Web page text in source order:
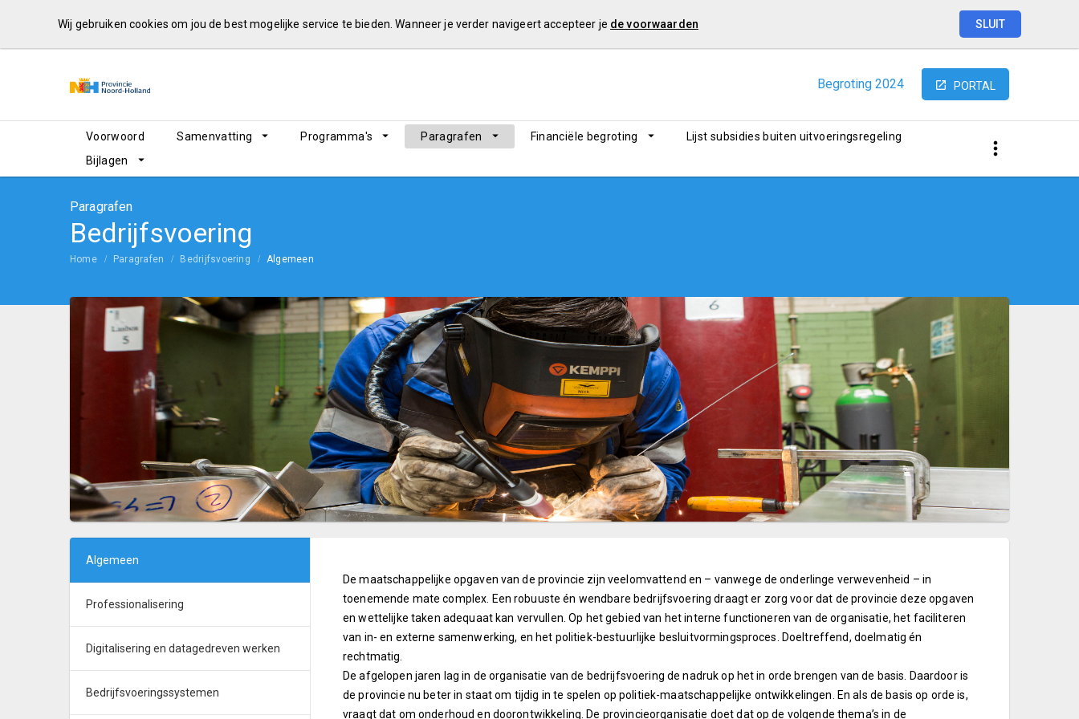
Wij gebruiken cookies om jou de best mogelijke service te bieden. Wanneer je verder navigeert accepteer je de voorwaarden SLUIT
Begroting 2024 PORTAL
Voorwoord Samenvatting Programma's Paragrafen Financiële begroting
Lijst subsidies buiten uitvoeringsregeling
Bijlagen
Paragrafen
Bedrijfsvoering
Home Paragrafen Bedrijfsvoering Algemeen
Algemeen
Professionalisering
Digitalisering en datagedreven werken
Bedrijfsvoeringssystemen
De maatschappelijke opgaven van de provincie zijn veelomvattend en – vanwege de onderlinge verwevenheid – in
toenemende mate complex. Een robuuste én wendbare bedrijfsvoering draagt er zorg voor dat de provincie deze opgaven
en wettelijke taken adequaat kan vervullen. Op het gebied van het interne functioneren van de organisatie, het faciliteren
van in- en externe samenwerking, en het politiek-bestuurlijke besluitvormingsproces. Doeltreffend, doelmatig én
rechtmatig.
De afgelopen jaren lag in de organisatie van de bedrijfsvoering de nadruk op het in orde brengen van de basis. Daardoor is
de provincie nu beter in staat om tijdig in te spelen op politiek-maatschappelijke ontwikkelingen. En als de basis op orde is,
vraagt dat om onderhoud en doorontwikkeling. De provincieorganisatie doet dat op de volgende thema’s in de